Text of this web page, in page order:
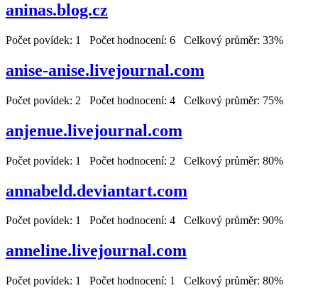
aninas.blog.cz
Počet povídek: 1 Počet hodnocení: 6 Celkový průměr: 33%
anise-anise.livejournal.com
Počet povídek: 2 Počet hodnocení: 4 Celkový průměr: 75%
anjenue.livejournal.com
Počet povídek: 1 Počet hodnocení: 2 Celkový průměr: 80%
annabeld.deviantart.com
Počet povídek: 1 Počet hodnocení: 4 Celkový průměr: 90%
anneline.livejournal.com
Počet povídek: 1 Počet hodnocení: 1 Celkový průměr: 80%